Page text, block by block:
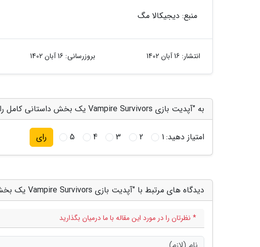
منبع: دیجیکالا مگ
انتشار: 16 آبان 1402 بروزرسانی: 16 آبان 1402
به "آپدیت بازی Vampire Survivors یک بخش داستانی کامل را اضافه می نماید" امتیاز دهید
امتیاز دهید:1
2
3
4
5 رای
دیدگاه های مرتبط با "آپدیت بازی Vampire Survivors یک بخش داستانی کامل را اضافه می نماید"
* نظرتان را در مورد این مقاله با ما درمیان بگذارید